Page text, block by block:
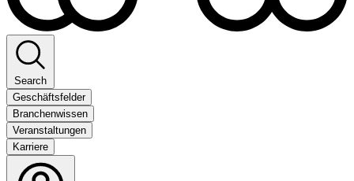
Search
Geschäftsfelder
Branchenwissen
Veranstaltungen
Karriere